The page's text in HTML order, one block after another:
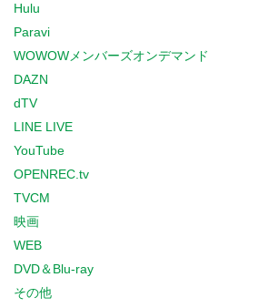
Hulu
Paravi
WOWOWメンバーズオンデマンド
DAZN
dTV
LINE LIVE
YouTube
OPENREC.tv
TVCM
映画
WEB
DVD＆Blu-ray
その他